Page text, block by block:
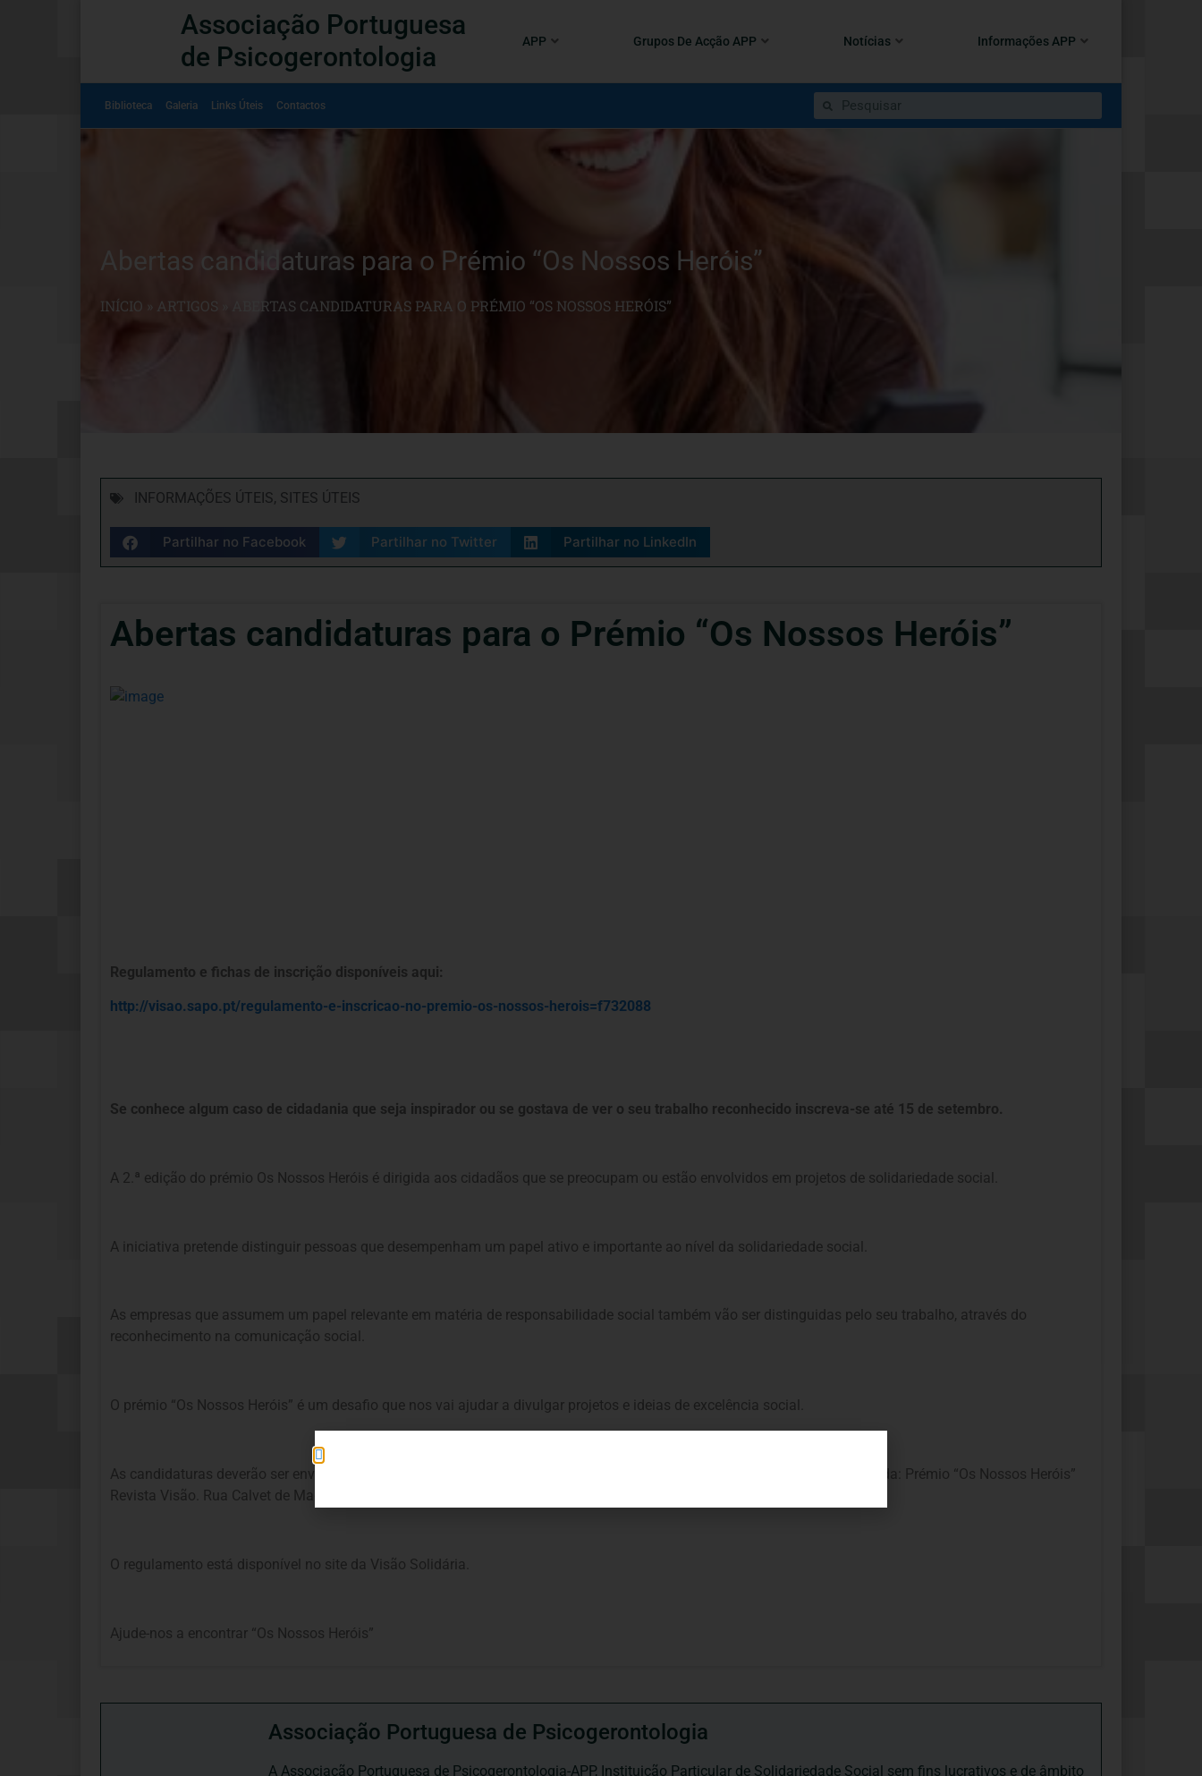
Associação Portuguesa
de Psicogerontologia
APP Grupos De Acção APP Notícias Informações APP
Biblioteca Galeria Links Úteis Contactos
Abertas candidaturas para o Prémio “Os Nossos Heróis”
INÍCIO » ARTIGOS ABERTAS CANDIDATURAS PARA O PRÉMIO “OS NOSSOS HERÓIS”
INFORMAÇÕES ÚTEIS, SITES ÚTEIS
Partilhar no Facebook Partilhar no Twitter Partilhar no LinkedIn
Abertas candidaturas para o Prémio “Os Nossos Heróis”
Regulamento e fichas de inscrição disponíveis aqui:
http://visao.sapo.pt/regulamento-e-inscricao-no-premio-os-nossos-herois=f732088
Se conhece algum caso de cidadania que seja inspirador ou se gostava de ver o seu trabalho reconhecido inscreva-se até 15 de setembro.
A 2.ª edição do prémio Os Nossos Heróis é dirigida aos cidadãos que se preocupam ou estão envolvidos em projetos de solidariedade social.
A iniciativa pretende distinguir pessoas que desempenham um papel ativo e importante ao nível da solidariedade social.
As empresas que assumem um papel relevante em matéria de responsabilidade social também vão ser distinguidas pelo seu trabalho, através do
reconhecimento na comunicação social.
O prémio “Os Nossos Heróis” é um desafio que nos vai ajudar a divulgar projetos e ideias de excelência social.
As candidaturas deverão ser enviadas para o email
, com o assunto “Os Nossos Heróis”; ou para a morada: Prémio “Os Nossos Heróis”
Revista Visão. Rua Calvet de Magalhães, n.º 242 – 2770-022 Paço de Arcos.
O regulamento está disponível no site da Visão Solidária.
Ajude-nos a encontrar “Os Nossos Heróis”
Associação Portuguesa de Psicogerontologia
A Associação Portuguesa de Psicogerontologia-APP, Instituição Particular de Solidariedade Social sem fins lucrativos e de âmbito